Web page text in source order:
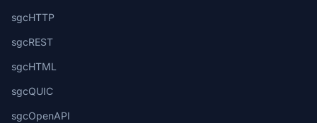
sgcHTTP
sgcREST
sgcHTML
sgcQUIC
sgcOpenAPI